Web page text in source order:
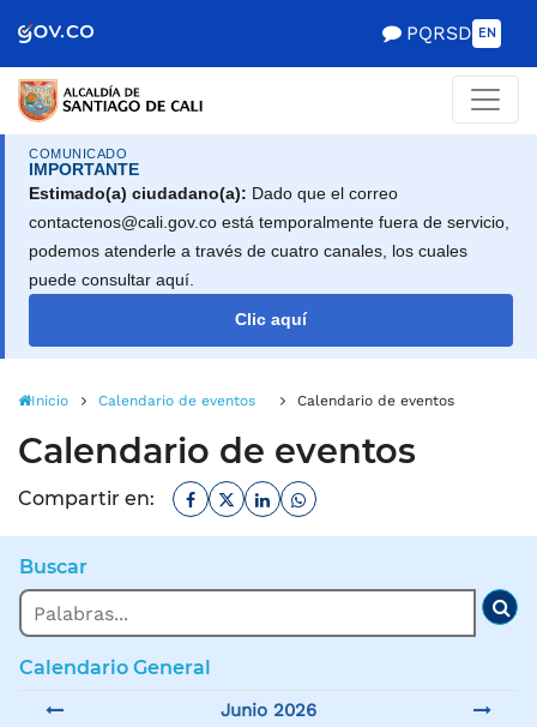
de Santiago
PQRSD EN
COMUNICADO
IMPORTANTE
Estimado(a) ciudadano(a): Dado que el correo
contactenos@cali.gov.co está temporalmente fuera de servicio,
podemos atenderle a través de cuatro canales, los cuales
puede consultar aquí.
Clic aquí
Inicio Calendario de eventos Calendario de eventos
Calendario de eventos
Compartir en: Facebook
TwitterLinkedinWhatsapp
Buscar
Buscar
Calendario General
Junio 2026